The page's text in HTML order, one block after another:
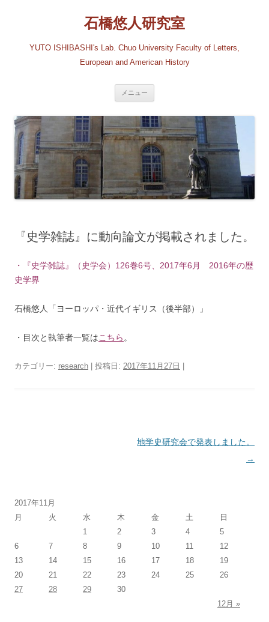
石橋悠人研究室
YUTO ISHIBASHI's Lab. Chuo University Faculty of Letters,
European and American History
メニュー
『史学雑誌』に動向論文が掲載されました。
・『史学雑誌』（史学会）126巻6号、2017年6月 2016年の歴
史学界
石橋悠人「ヨーロッパ・近代イギリス（後半部）」
・目次と執筆者一覧はこちら 。
カテゴリー: research | 投稿日: 2017年11月27日
シ
ョ
ン
地学史研究会で発表しました。
→
2017年11月
月
火 水 木 金 土
日
1
2 3 4
5
6
7 8 9 10 11
12
13
14 15 16 17 18
19
20
21 22 23 24 25
26
27
28 29
30
12月 »